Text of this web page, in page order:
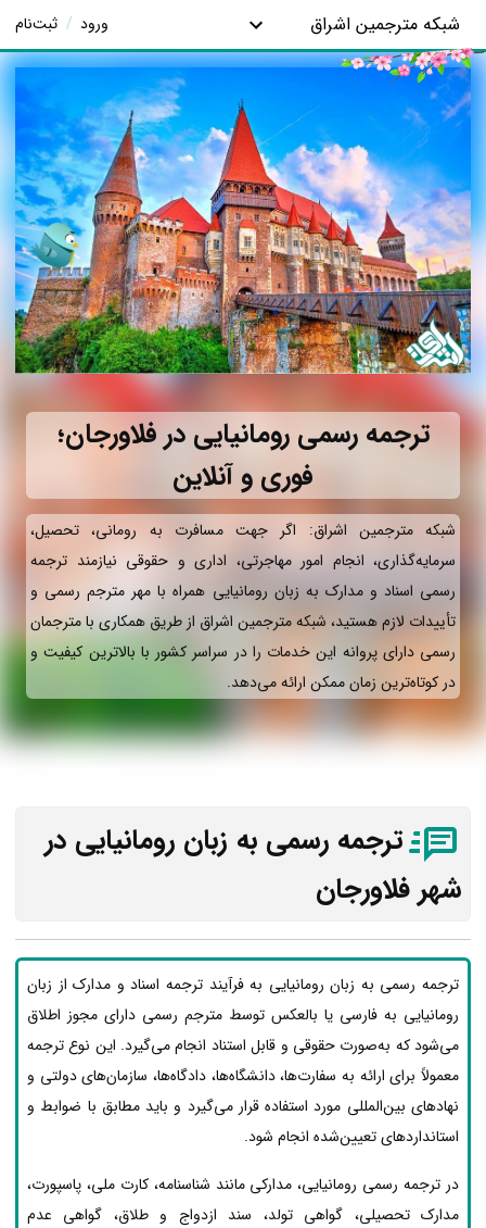
شبکه مترجمین اشراق ورود / ثبت‌نام
ترجمه رسمی رومانیایی در فلاورجان؛
فوری و آنلاین
شبکه مترجمین اشراق: اگر جهت مسافرت به رومانی، تحصیل،
سرمایه‌گذاری، انجام امور مهاجرتی، اداری و حقوقی نیازمند ترجمه
رسمی اسناد و مدارک به زبان رومانیایی همراه با مهر مترجم رسمی و
تأییدات لازم هستید، شبکه مترجمین اشراق از طریق همکاری با مترجمان
رسمی دارای پروانه این خدمات را در سراسر کشور با بالاترین کیفیت و
در کوتاه‌ترین زمان ممکن ارائه می‌دهد.
ترجمه رسمی به زبان رومانیایی در
شهر فلاورجان
ترجمه رسمی به زبان رومانیایی به فرآیند ترجمه اسناد و مدارک از زبان
رومانیایی به فارسی یا بالعکس توسط مترجم رسمی دارای مجوز اطلاق
می‌شود که به‌صورت حقوقی و قابل استناد انجام می‌گیرد. این نوع ترجمه
معمولاً برای ارائه به سفارت‌ها، دانشگاه‌ها، دادگاه‌ها، سازمان‌های دولتی و
نهادهای بین‌المللی مورد استفاده قرار می‌گیرد و باید مطابق با ضوابط و
استانداردهای تعیین‌شده انجام شود.
در ترجمه رسمی رومانیایی، مدارکی مانند شناسنامه، کارت ملی، پاسپورت،
مدارک تحصیلی، گواهی تولد، سند ازدواج و طلاق، گواهی عدم